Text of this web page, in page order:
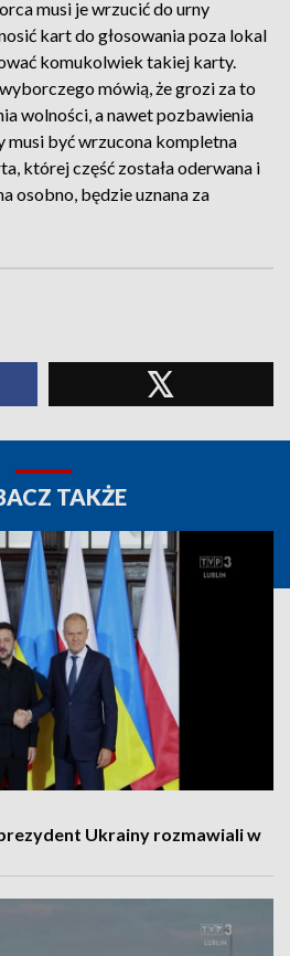
musi je wrzucić do urny
kart do głosowania poza lokal
komukolwiek takiej karty.
mówią, że grozi za to
wolności, a nawet pozbawienia
musi być wrzucona kompletna
której część została oderwana i
osobno, będzie uznana za
TAKŻE
Ukrainy rozmawiali w